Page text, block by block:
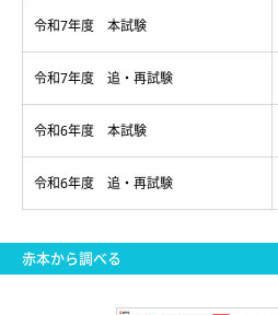
令和7年度 本試験
令和7年度 追・再試験
令和6年度 本試験
令和6年度 追・再試験
赤本から調べる